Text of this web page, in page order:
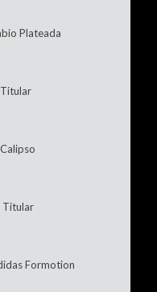
Plateada
Titular
Formotion